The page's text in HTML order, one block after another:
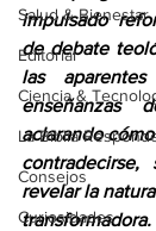
Salud & Bienestar
Editorial
Ciencia &
La Biblia
Consejos
Curiosidades
impulsado
de debate
las
enseñanzas
aclarando
contradecirse,
revelar la
transformadora.